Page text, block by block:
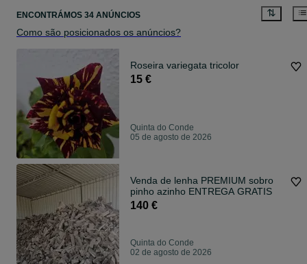
ENCONTRÁMOS 34 ANÚNCIOS
Como são posicionados os anúncios?
Roseira variegata tricolor
15 €
Quinta do Conde
05 de agosto de 2026
Venda de lenha PREMIUM sobro
pinho azinho ENTREGA GRATIS
140 €
Quinta do Conde
02 de agosto de 2026